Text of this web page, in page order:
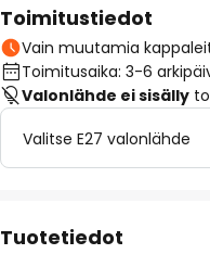
Toimitustiedot
Vain muutamia
Toimitusaika: 3-6
Valonlähde ei sisälly
Valitse E27 valonlähde
Tuotetiedot